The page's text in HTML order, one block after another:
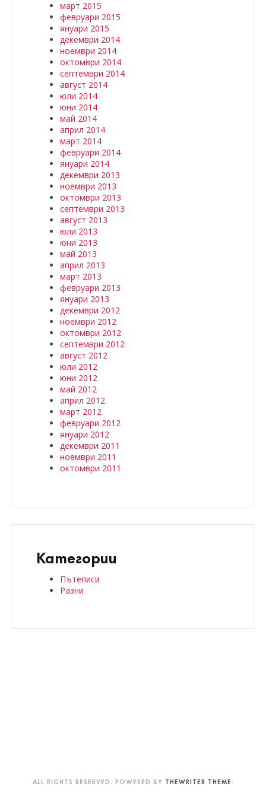
март 2015
февруари 2015
януари 2015
декември 2014
ноември 2014
октомври 2014
септември 2014
август 2014
юли 2014
юни 2014
май 2014
април 2014
март 2014
февруари 2014
януари 2014
декември 2013
ноември 2013
октомври 2013
септември 2013
август 2013
юли 2013
юни 2013
май 2013
април 2013
март 2013
февруари 2013
януари 2013
декември 2012
ноември 2012
октомври 2012
септември 2012
август 2012
юли 2012
юни 2012
май 2012
април 2012
март 2012
февруари 2012
януари 2012
декември 2011
ноември 2011
октомври 2011
Категории
Пътеписи
Разни
ALL RIGHTS RESERVED. POWERED BY THEWRITER THEME